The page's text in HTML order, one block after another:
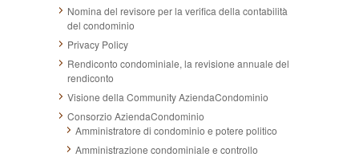
Nomina del revisore per la verifica della contabilità
del condominio
Privacy Policy
Rendiconto condominiale, la revisione annuale del
rendiconto
Visione della Community AziendaCondominio
Consorzio AziendaCondominio
Amministratore di condominio e potere politico
Amministrazione condominiale e controllo